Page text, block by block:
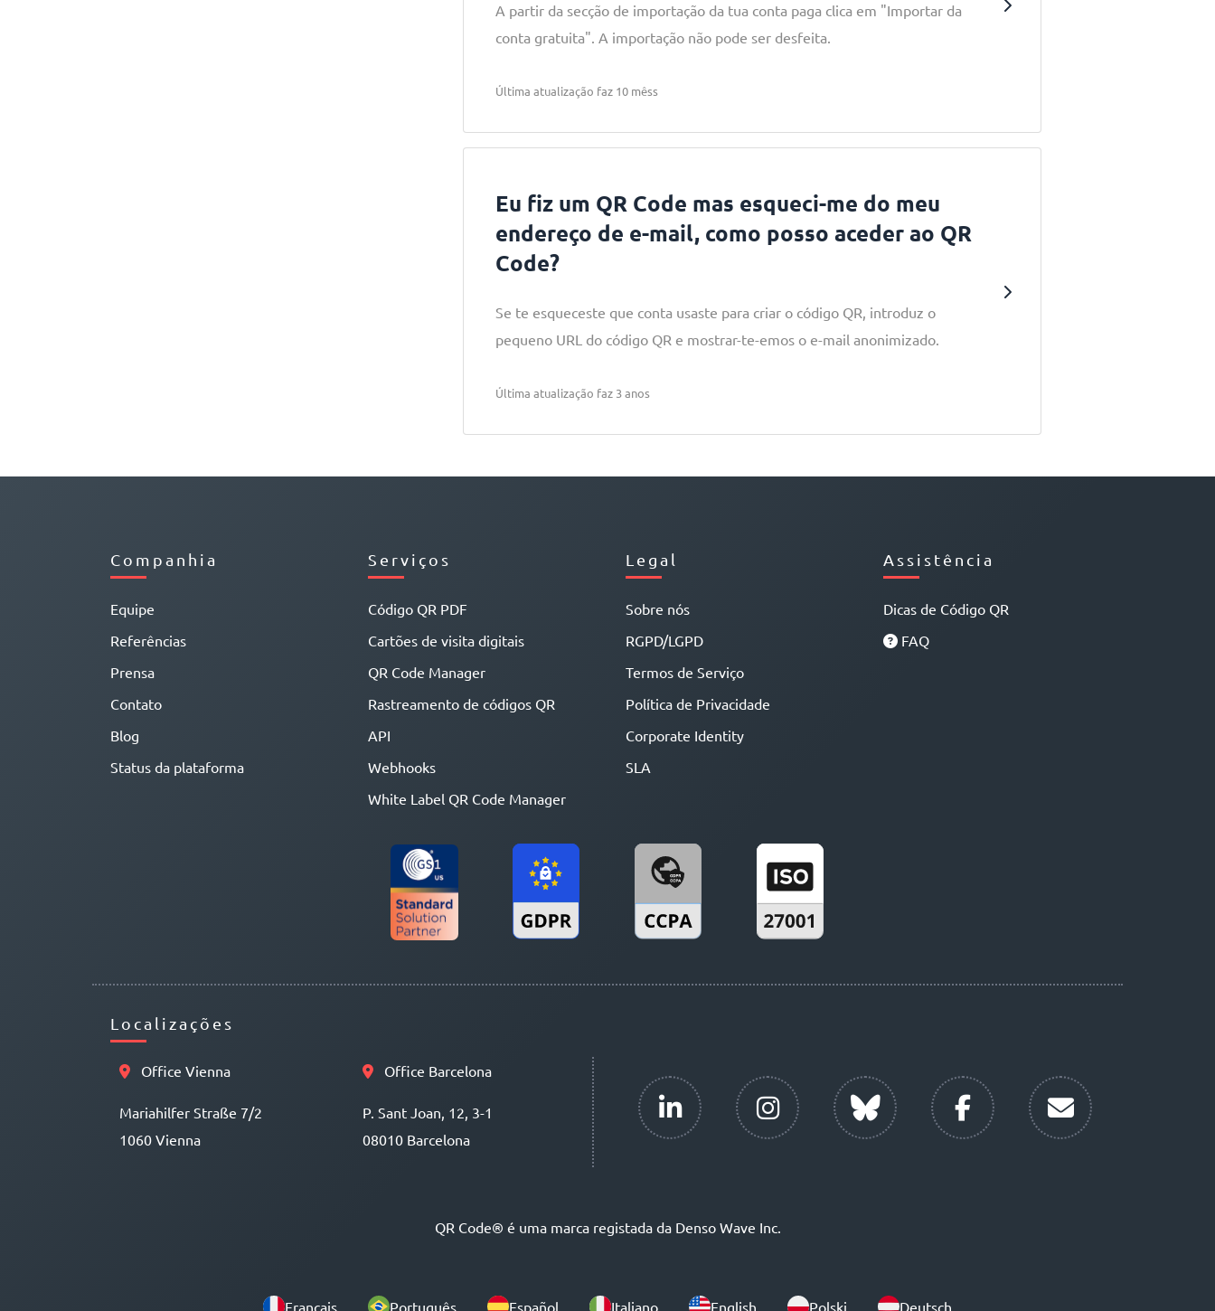
A partir da secção de importação da tua conta paga clica em "Importar da
conta gratuita". A importação não pode ser desfeita.
Última atualização faz 10 mêss
Eu fiz um QR Code mas esqueci-me do meu
endereço de e-mail, como posso aceder ao QR
Code?
Se te esqueceste que conta usaste para criar o código QR, introduz o
pequeno URL do código QR e mostrar-te-emos o e-mail anonimizado.
Última atualização faz 3 anos
Companhia
Equipe
Referências
Prensa
Contato
Blog
Status da plataforma
Serviços
Código QR PDF
Cartões de visita digitais
QR Code Manager
Rastreamento de códigos QR
API
Webhooks
White Label QR Code Manager
Legal
Sobre nós
RGPD/LGPD
Termos de Serviço
Política de Privacidade
Corporate Identity
SLA
Assistência
Dicas de Código QR
FAQ
Localizações
Office Vienna
Mariahilfer Straße 7/2
1060 Vienna
Office Barcelona
P. Sant Joan, 12, 3-1
08010 Barcelona
QR Code® é uma marca registada da Denso Wave Inc.
Français Português Español Italiano English Polski Deutsch